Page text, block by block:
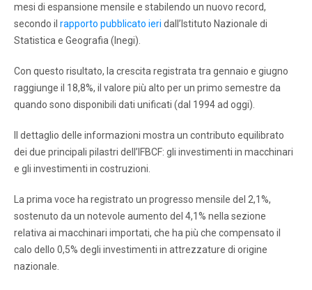
mesi di espansione mensile e stabilendo un nuovo record,
secondo il rapporto pubblicato ieri dall’Istituto Nazionale di
Statistica e Geografia (Inegi).
Con questo risultato, la crescita registrata tra gennaio e giugno
raggiunge il 18,8%, il valore più alto per un primo semestre da
quando sono disponibili dati unificati (dal 1994 ad oggi).
Il dettaglio delle informazioni mostra un contributo equilibrato
dei due principali pilastri dell’IFBCF: gli investimenti in macchinari
e gli investimenti in costruzioni.
La prima voce ha registrato un progresso mensile del 2,1%,
sostenuto da un notevole aumento del 4,1% nella sezione
relativa ai macchinari importati, che ha più che compensato il
calo dello 0,5% degli investimenti in attrezzature di origine
nazionale.